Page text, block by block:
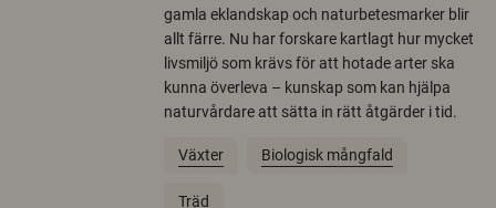
gamla eklandskap och naturbetesmarker blir
allt färre. Nu har forskare kartlagt hur mycket
livsmiljö som krävs för att hotade arter ska
kunna överleva – kunskap som kan hjälpa
naturvårdare att sätta in rätt åtgärder i tid.
Växter Biologisk mångfald
Träd